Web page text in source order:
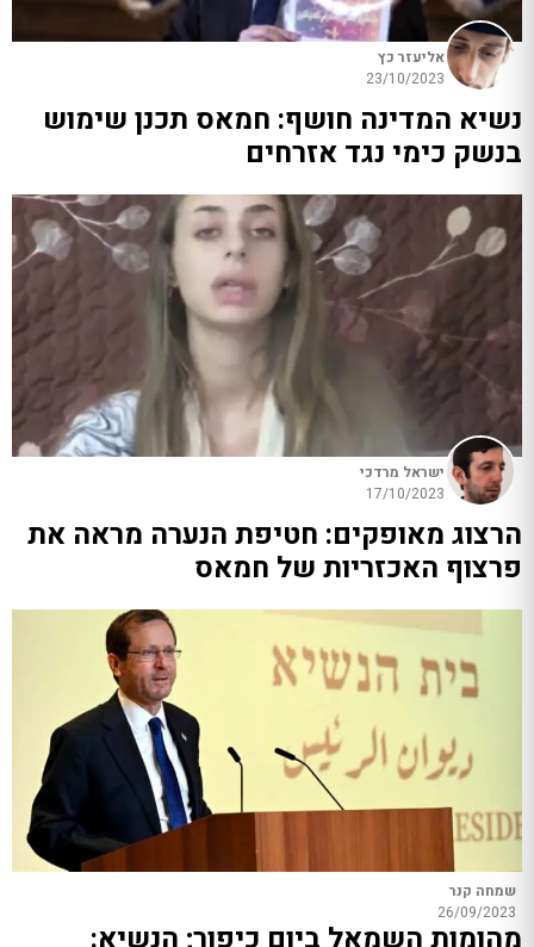
אליעזר כץ
23/10/2023
נשיא המדינה חושף: חמאס תכנן שימוש
בנשק כימי נגד אזרחים
ישראל מרדכי
17/10/2023
הרצוג מאופקים: חטיפת הנערה מראה את
פרצוף האכזריות של חמאס
שמחה קנר
26/09/2023